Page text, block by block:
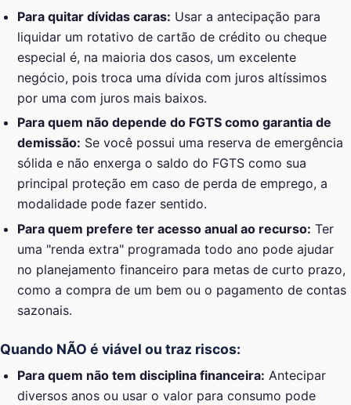
Para quitar dívidas caras: Usar a antecipação para
liquidar um rotativo de cartão de crédito ou cheque
especial é, na maioria dos casos, um excelente
negócio, pois troca uma dívida com juros altíssimos
por uma com juros mais baixos.
Para quem não depende do FGTS como garantia de
demissão: Se você possui uma reserva de emergência
sólida e não enxerga o saldo do FGTS como sua
principal proteção em caso de perda de emprego, a
modalidade pode fazer sentido.
Para quem prefere ter acesso anual ao recurso: Ter
uma "renda extra" programada todo ano pode ajudar
no planejamento financeiro para metas de curto prazo,
como a compra de um bem ou o pagamento de contas
sazonais.
Quando NÃO é viável ou traz riscos:
Para quem não tem disciplina financeira: Antecipar
diversos anos ou usar o valor para consumo pode